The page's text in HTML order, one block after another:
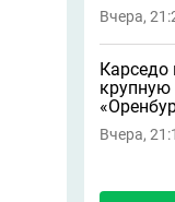
Вчера,
Карседо
крупную
Вчера,